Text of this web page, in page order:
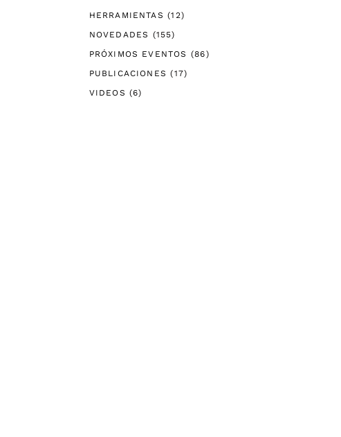
HERRAMIENTAS (12)
NOVEDADES (155)
PRÓXIMOS EVENTOS (86)
PUBLICACIONES (17)
VIDEOS (6)